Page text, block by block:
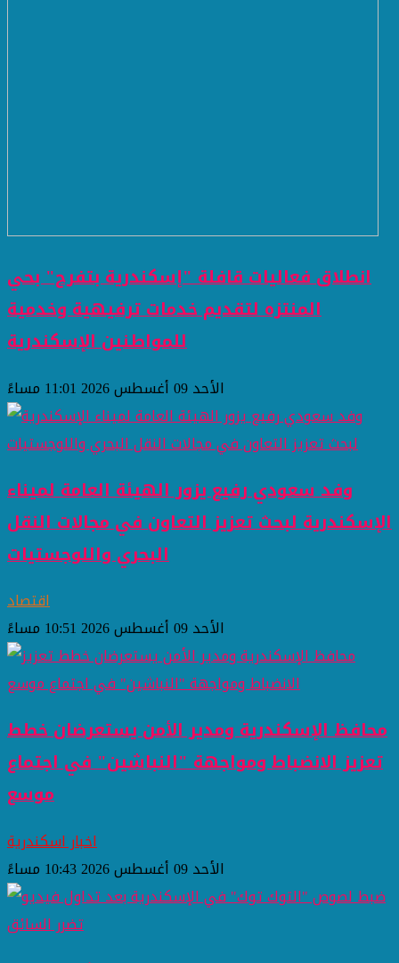
انطلاق فعاليات قافلة "إسكندرية بتفرح" بحي
المنتزه لتقديم خدمات ترفيهية وخدمية
للمواطنين ​الإسكندرية
الأحد 09 أغسطس 2026 11:01 مساءً
وفد سعودي رفيع يزور الهيئة العامة لميناء
الإسكندرية لبحث تعزيز التعاون في مجالات النقل
البحري واللوجستيات
اقتصاد
الأحد 09 أغسطس 2026 10:51 مساءً
محافظ الإسكندرية ومدير الأمن يستعرضان خطط
تعزيز الانضباط ومواجهة "النباشين" في اجتماع
موسع
اخبار اسكندرية
الأحد 09 أغسطس 2026 10:43 مساءً